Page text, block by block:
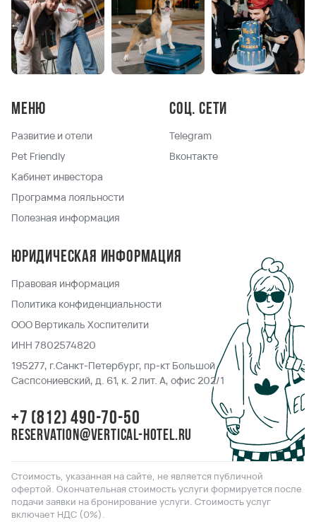
Меню
Развитие и отели
Pet Friendly
Кабинет инвестора
Программа лояльности
Полезная информация
Соц. сети
Telegram
Вконтакте
Юридическая информация
Правовая информация
Политика конфиденциальности
ООО Вертикаль Хоспителити
ИНН 7802574820
195277, г.Санкт-Петербург, пр-кт Большой
Саспсониевский, д. 61, к. 2 лит. А, офис 202/1
+7 (812) 490-70-50
reservation@vertical-hotel.ru
Стоимость, указанная на сайте, не является публичной
офертой. Окончательная стоимость услуги формируется после
подачи заявки на бронирование услуги. Стоимость услуг
включает НДС (0%).